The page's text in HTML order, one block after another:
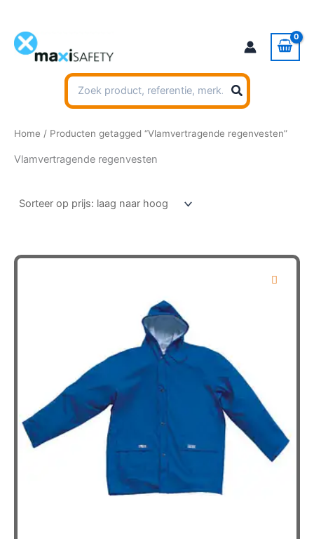
inhoud
Zoeken
naar:
Home / Producten getagged “Vlamvertragende regenvesten”
Vlamvertragende regenvesten